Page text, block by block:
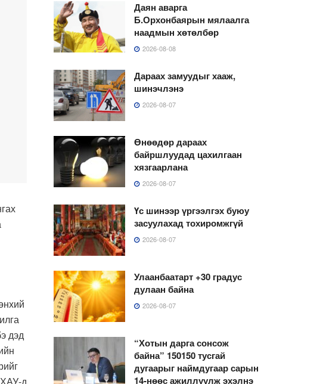
дэд
д
Даян аварга
Б.Орхонбаярын мялаалга
наадмын хөтөлбөр
2026-08-08
Дараах замуудыг хааж,
шинэчлэнэ
2026-08-07
Өнөөдөр дараах
байршлуудад цахилгаан
хязгаарлана
2026-08-07
Үс шинээр үргээлгэх буюу
засуулахад тохиромжгүй
2026-08-07
Улаанбаатарт +30 градус
дулаан байна
2026-08-07
“Хотын дарга сонсож
байна” 150150 тусгай
дугаарыг наймдугаар сарын
14-нөөс ажиллуулж эхэлнэ